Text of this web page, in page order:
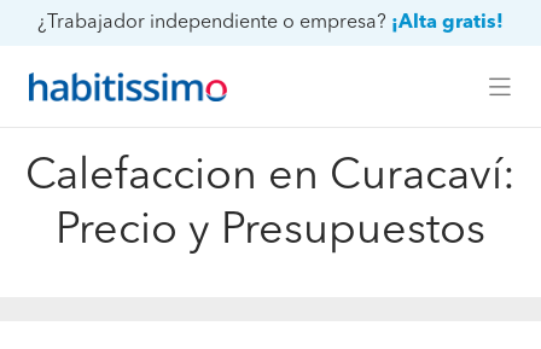
¿Trabajador independiente o empresa? ¡Alta gratis!
Calefaccion en Curacaví:
Precio y Presupuestos